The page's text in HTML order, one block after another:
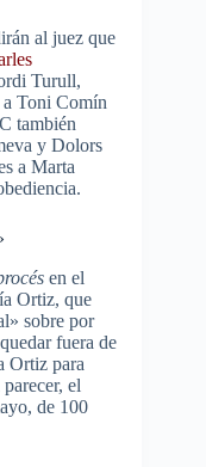
al juez que
Turull,
a Toni Comín
también
y Dolors
a Marta
en el
Ortiz, que
sobre por
fuera de
Ortiz para
el
de 100